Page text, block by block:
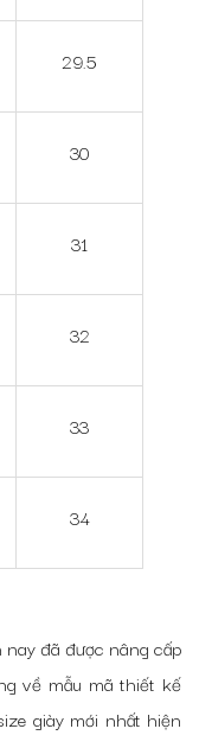
29.5
30
31
32
33
34
đã được nâng cấp
về mẫu mã thiết kế
giày mới nhất hiện